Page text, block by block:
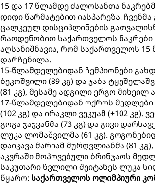
15 და 17 წლამდე ძალოსანთა
დიდი წარმატებით იასპარეზა.
ცალკეულ დისციპლინების
რაოდენობით საქართველოს ნაკრები
აღსანიშნავია, რომ საქართველოს
დარჩენილა.
15-წლამდელებიდან ჩემპიონები
ბეკოშვილი (89 კგ) და ჯაბა
(81 კგ), მესამე ადგილი ერგო მიხეილ
17-წლამდელებიდან ოქროს მედლები
(102 კგ) და ირაკლი ვეკუამ (+102
გოგა ჯაჯვანმა (73 კგ) და გივი
ლუკა ლომაშვილმა (61 კგ).
დაიკავა მარიამ მურღვლიანმა (81
აკვრაში მოპოვებული ბრინჯაოს
საკუთარი წვლილი შეიტანეს ლუკა
წყარო: საქართველოს ოლიმპიური